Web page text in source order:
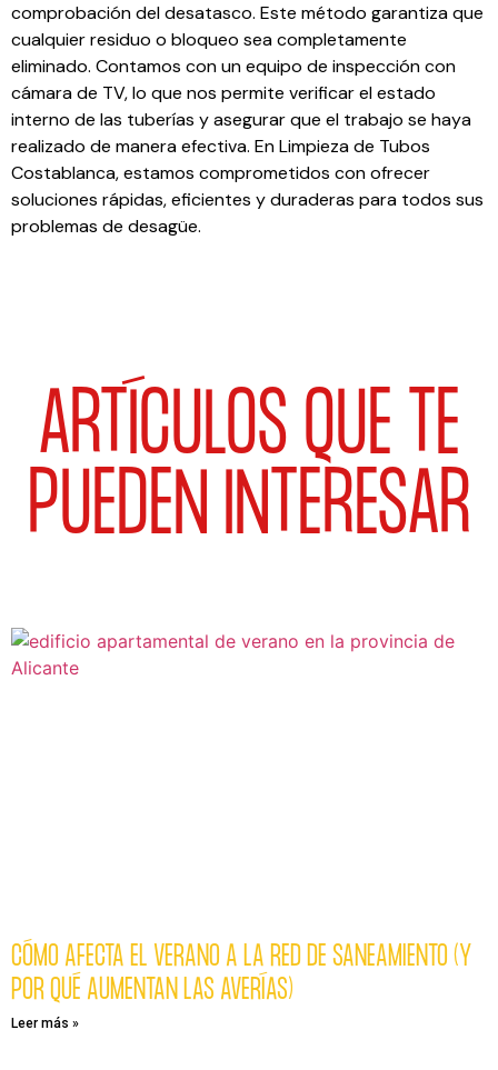
comprobación del desatasco. Este método garantiza que
cualquier residuo o bloqueo sea completamente
eliminado. Contamos con un equipo de inspección con
cámara de TV, lo que nos permite verificar el estado
interno de las tuberías y asegurar que el trabajo se haya
realizado de manera efectiva. En Limpieza de Tubos
Costablanca, estamos comprometidos con ofrecer
soluciones rápidas, eficientes y duraderas para todos sus
problemas de desagüe.
ARTÍCULOS QUE TE
PUEDEN INTERESAR
CÓMO AFECTA EL VERANO A LA RED DE SANEAMIENTO (Y
POR QUÉ AUMENTAN LAS AVERÍAS)
Leer más »